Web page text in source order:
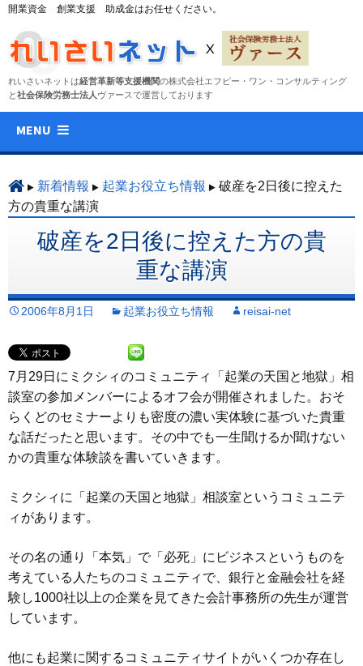
開業資金 創業支援 助成金はお任せください。
れいさいネットは経営革新等支援機関の株式会社エフピー・ワン・コンサルティング
と社会保険労務士法人 ヴァースで運営しております
MENU
ン
ツ
へ
ス
プ
新着情報 起業お役立ち情報
破産を2日後に控えた
方の貴重な講演
破産を2日後に控えた方の貴
重な講演
2006年8月1日 起業お役立ち情報 reisai-net
7月29日にミクシィのコミュニティ「起業の天国と地獄」相
談室の参加メンバーによるオフ会が開催されました。おそ
らくどのセミナーよりも密度の濃い実体験に基づいた貴重
な話だったと思います。その中でも一生聞けるか聞けない
かの貴重な体験談を書いていきます。
ミクシィに「起業の天国と地獄」相談室というコミュニテ
ィがあります。
その名の通り「本気」で「必死」にビジネスというものを
考えている人たちのコミュニティで、銀行と金融会社を経
験し1000社以上の企業を見てきた会計事務所の先生が運営
しています。
他にも起業に関するコミュニティサイトがいくつか存在し